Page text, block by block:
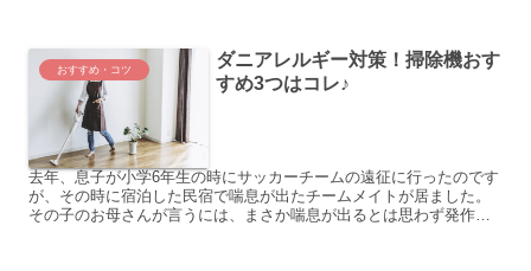
おすすめ・コツ
ダニアレルギー対策！掃除機おす
すめ3つはコレ♪
去年、息子が小学6年生の時にサッカーチームの遠征に行ったのです
が、その時に宿泊した民宿で喘息が出たチームメイトが居ました。
その子のお母さんが言うには、まさか喘息が出るとは思わず発作用